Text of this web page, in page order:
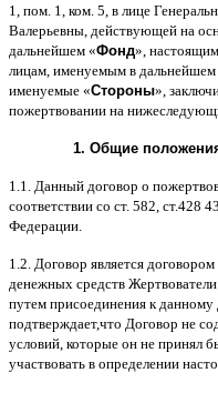
1, пом . 1, ком . 5, в лице
Валерьевны действующей на
дальнейшем «Фонд»,
лицам именуемым в дальнейшем
именуемые «Стороны»,
пожертвовании на
1. Общие
1.1. Данный договор о
соответствии со ст. 582, ст.428
Федерации
1.2. Договор является
денежных средств
путем присоединения к
подтверждает,что Договор не
условий которые он не принял
участвовать в определении